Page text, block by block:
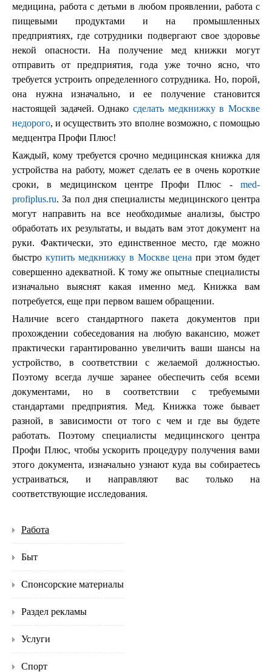
медицина, работа с детьми в любом проявлении, работа с
пищевыми продуктами и на промышленных
предприятиях, где сотрудники подвергают свое здоровье
некой опасности. На получение мед книжки могут
отправить от предприятия, года уже точно ясно, что
требуется устроить определенного сотрудника. Но, порой,
она нужна изначально, и ее получение становится
настоящей задачей. Однако сделать медкнижку в Москве
недорого, и осуществить это вполне возможно, с помощью
медцентра Профи Плюс!
Каждый, кому требуется срочно медицинская книжка для
устройства на работу, может сделать ее в очень короткие
сроки, в медицинском центре Профи Плюс - med-
profiplus.ru. За пол дня специалисты медицинского центра
могут направить на все необходимые анализы, быстро
обработать их результаты, и выдать вам этот документ на
руки. Фактически, это единственное место, где можно
быстро купить медкнижку в Москве цена при этом будет
совершенно адекватной. К тому же опытные специалисты
изначально выяснят какая именно мед. Книжка вам
потребуется, еще при первом вашем обращении.
Наличие всего стандартного пакета документов при
прохождении собеседования на любую вакансию, может
практически гарантированно увеличить ваши шансы на
устройство, в соответствии с желаемой должностью.
Поэтому всегда лучше заранее обеспечить себя всеми
документами, но в соответствии с требуемыми
стандартами предприятия. Мед. Книжка тоже бывает
разной, в зависимости от того с чем и где вы будете
работать. Поэтому специалисты медицинского центра
Профи Плюс, чтобы ускорить процедуру получения вами
этого документа, изначально узнают куда вы собираетесь
устраиваться, и направляют вас только на
соответствующие исследования.
Работа
Быт
Спонсорские материалы
Раздел рекламы
Услуги
Спорт